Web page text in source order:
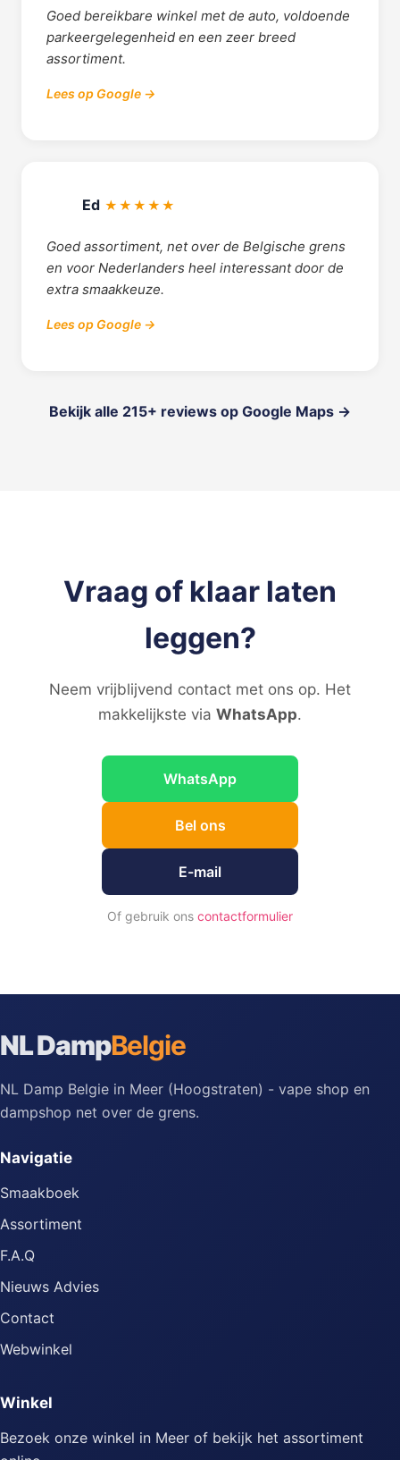
Goed bereikbare winkel met de auto, voldoende
parkeergelegenheid en een zeer breed
assortiment.
Lees op Google →
Ed ★★★★★
Goed assortiment, net over de Belgische grens
en voor Nederlanders heel interessant door de
extra smaakkeuze.
Lees op Google →
Bekijk alle 215+ reviews op Google Maps →
Vraag of klaar laten
leggen?
Neem vrijblijvend contact met ons op. Het
makkelijkste via WhatsApp.
WhatsApp
Bel ons
E-mail
Of gebruik ons contactformulier
NL DampBelgie
NL Damp Belgie in Meer (Hoogstraten) - vape shop en
dampshop net over de grens.
Navigatie
Smaakboek
Assortiment
F.A.Q
Nieuws Advies
Contact
Webwinkel
Winkel
Bezoek onze winkel in Meer of bekijk het assortiment